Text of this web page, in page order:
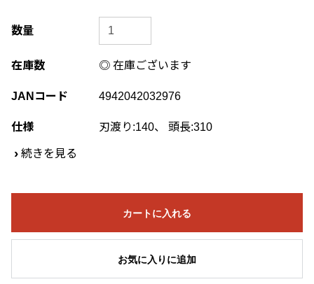
数量
在庫数 ◎ 在庫ございます
JANコード 4942042032976
仕様 刃渡り:140、 頭長:310
› 続きを見る
カートに入れる
お気に入りに追加